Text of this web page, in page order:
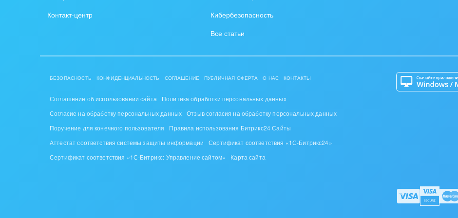
Юриспруденция
Контакт-центр
Кибербезопасность
Все статьи
БЕЗОПАСНОСТЬ КОНФИДЕНЦИАЛЬНОСТЬ СОГЛАШЕНИЕ ПУБЛИЧНАЯ ОФЕРТА О НАС КОНТАКТЫ
Соглашение об использовании сайта
Политика обработки персональных данных
Согласие на обработку персональных данных Отзыв согласия на обработку персональных данных
Поручение для конечного пользователя
Правила использования Битрикс24 Сайты
Аттестат соответствия системы защиты информации
Сертификат соответствия «1С-Битрикс24»
Сертификат соответствия «1С-Битрикс: Управление сайтом»
Карта сайта